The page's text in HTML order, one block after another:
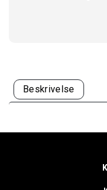
Beskrivelse